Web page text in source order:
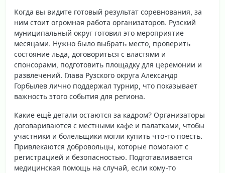
Когда вы видите готовый результат соревнования, за
ним стоит огромная работа организаторов. Рузский
муниципальный округ готовил это мероприятие
месяцами. Нужно было выбрать место, проверить
состояние льда, договориться с властями и
спонсорами, подготовить площадку для церемонии и
развлечений. Глава Рузского округа Александр
Горбылев лично поддержал турнир, что показывает
важность этого события для региона.
Какие ещё детали остаются за кадром? Организаторы
договариваются с местными кафе и палатками, чтобы
участники и болельщики могли купить что-то поесть.
Привлекаются добровольцы, которые помогают с
регистрацией и безопасностью. Подготавливается
медицинская помощь на случай, если кому-то